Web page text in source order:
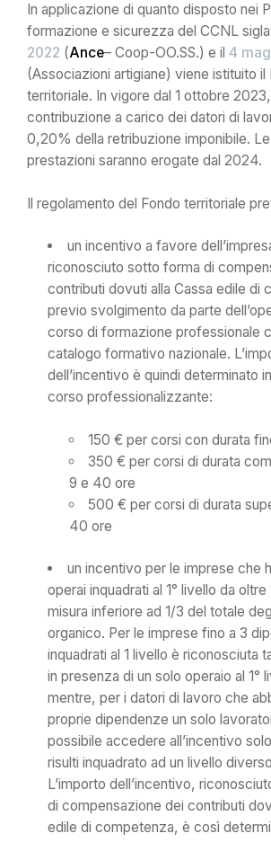
In applicazione di quanto disposto nei
formazione e sicurezza del CCNL
2022 (Ance– Coop-OO.SS.) e il 4
(Associazioni artigiane) viene istituito il
territoriale. In vigore dal 1 ottobre
contribuzione a carico dei datori di
0,20% della retribuzione imponibile.
prestazioni saranno erogate dal 2024.
Il regolamento del Fondo territoriale
un incentivo a favore
riconosciuto sotto forma di
contributi dovuti alla Cassa edile di
previo svolgimento da parte
corso di formazione professionale
catalogo formativo nazionale.
dell’incentivo è quindi determinato
corso professionalizzante:
150 € per corsi con durata
350 € per corsi di durata
9 e 40 ore
500 € per corsi di durata
40 ore
un incentivo per le imprese che
operai inquadrati al 1° livello da oltre
misura inferiore ad 1/3 del totale
organico. Per le imprese fino a 3
inquadrati al 1 livello è riconosciuta
in presenza di un solo operaio al 1°
mentre, per i datori di lavoro che
proprie dipendenze un solo
possibile accedere all’incentivo
risulti inquadrato ad un livello
L’importo dell’incentivo,
di compensazione dei contributi
edile di competenza, è così